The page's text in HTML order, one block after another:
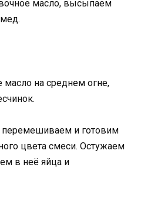
масло, высыпаем
масло на среднем огне,
и готовим
цвета смеси. Остужаем
в неё яйца и